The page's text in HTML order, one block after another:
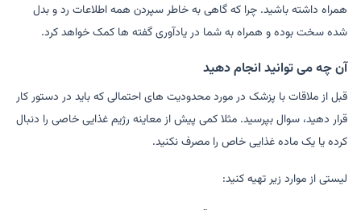
همراه داشته باشید. چرا که گاهی به خاطر سپردن همه اطلاعات رد و بدل
شده سخت بوده و همراه به شما در یادآوری گفته ها کمک خواهد کرد.
آن چه می توانید انجام دهید
قبل از ملاقات با پزشک در مورد محدودیت های احتمالی که باید در دستور کار
قرار دهید، سوال بپرسید. مثلا کمی پیش از معاینه رژیم غذایی خاصی را دنبال
کرده یا یک ماده غذایی خاص را مصرف نکنید.
لیستی از موارد زیر تهیه کنید: